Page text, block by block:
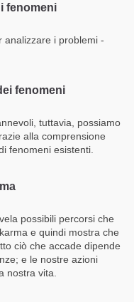
fenomeni
analizzare i problemi -
fenomeni
tuttavia, possiamo
alla comprensione
fenomeni esistenti.
possibili percorsi che
e quindi mostra che
ciò che accade dipende
e le nostre azioni
nostra vita.